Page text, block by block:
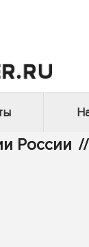
России //